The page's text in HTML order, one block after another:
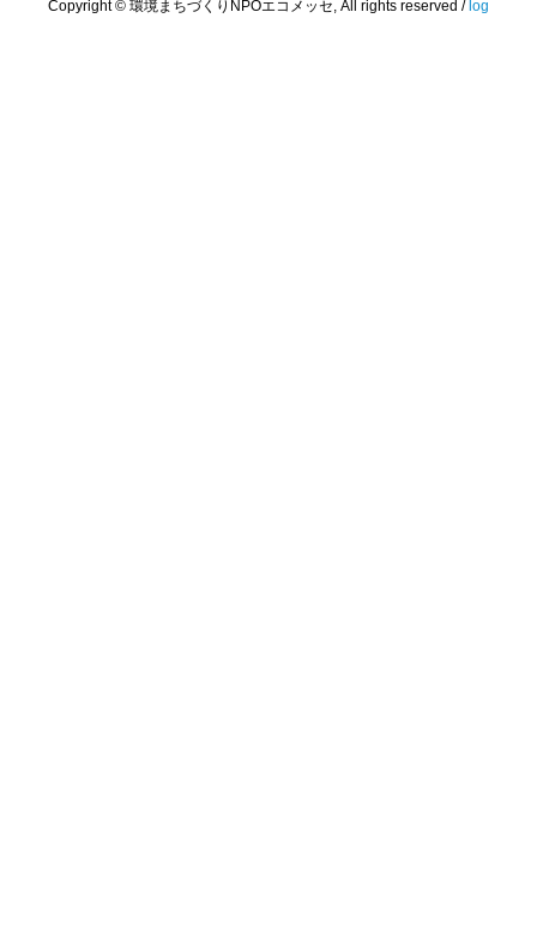
Copyright © 環境まちづくりNPOエコメッセ, All rights reserved / log